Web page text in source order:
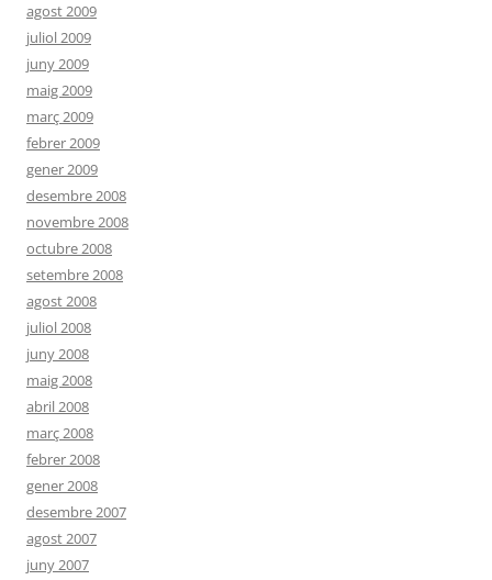
agost 2009
juliol 2009
juny 2009
maig 2009
març 2009
febrer 2009
gener 2009
desembre 2008
novembre 2008
octubre 2008
setembre 2008
agost 2008
juliol 2008
juny 2008
maig 2008
abril 2008
març 2008
febrer 2008
gener 2008
desembre 2007
agost 2007
juny 2007